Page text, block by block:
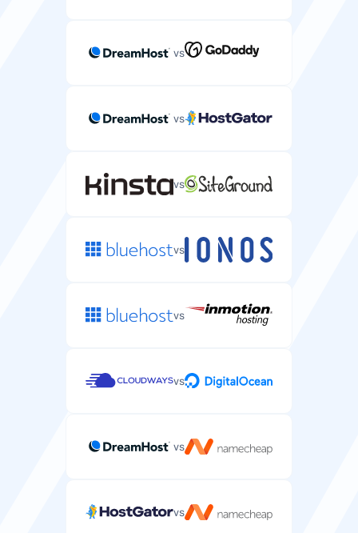
vs
vs
vs
vs
vs
vs
vs
vs